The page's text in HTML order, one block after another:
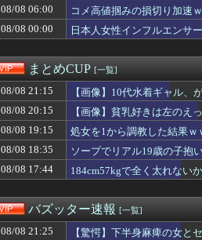
【悲報】ワイ、パパ活女子とヤリ死亡⇒
【岡山】元団体職員が8歳から13歳まで
【悲報】ちいかわ作者、総額30億超の大
【悲報】女さん、歩行者を轢いた挙句、
【なぞ】昔の特撮って、なんで敵側の女
【悲報】X「アスペの検査した結果
26歳超美人女性心理カウンセラー、14歳
【悲報】ジャンポケ斉藤の妻、夫の求刑7
【画像】居酒屋「6人で長居して会計4939
【放送事故】フジテレビ、女子大生を大
ジムのランニングマシーン占拠してずっ
【画像】TWICE・モモ(30)、またしても
ジムのランニングマシーン占拠してずっ
【悲報】「美人すぎる県警本部長」、失
【画像】道重さゆみのお乳wwwこれでパ
08/08 06:00
コメ高値掴みの損切り加速
08/08 00:00
日本人女性インフルエンサ
まとめCUP [一覧]
08/08 21:15
【画像】10代水着ギャル、
08/08 20:15
【画像】貧乳好きは左のえ
08/08 19:15
処女を1から調教した結果ｗ
08/08 18:35
ソープでリアル19歳の子抱
08/08 17:44
184cm57kgで全く太れない
バズッター速報 [一覧]
08/08 21:25
【驚愕】下半身麻痺の女と